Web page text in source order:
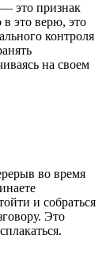
— это признак
в это верю, это
контроля
на своем
во время
и собраться
Это